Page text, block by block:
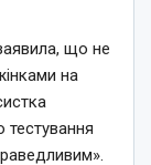
що не
на
тестування